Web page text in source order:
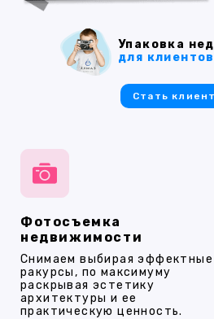
Фотосъемка
недвижимости
Снимаем выбирая эффектные
ракурсы, по максимуму
раскрывая эстетику
архитектуры и ее
практическую ценность.
Упаковка
для
Стать